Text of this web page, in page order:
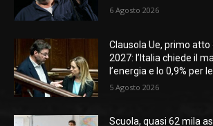
6 Agosto 2026
Clausola Ue, primo
2027: l’Italia chiede il
l’energia e lo 0,9% per
5 Agosto 2026
Scuola, quasi 62 mila